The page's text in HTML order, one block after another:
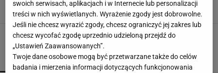
Agata Zielińska,5 WRZEŚNIA 2025, 14:20
POPULARNE NAJNOWSZE
swoich serwisach, aplikacjach i w Internecie lub personalizacji
treści w nich wyświetlanych. Wyrażenie zgody jest dobrowolne.
Jeśli nie chcesz wyrazić zgody, chcesz ograniczyć jej zakres lub
chcesz wycofać zgodę uprzednio udzieloną przejdź do
„Ustawień Zaawansowanych”.
Twoje dane osobowe mogą być przetwarzane także do celów
badania i mierzenia informacji dotyczących funkcjonowania